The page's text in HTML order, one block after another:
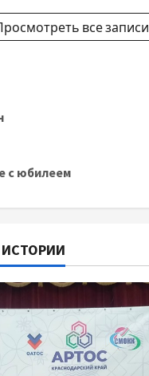
все записи
с юбилеем